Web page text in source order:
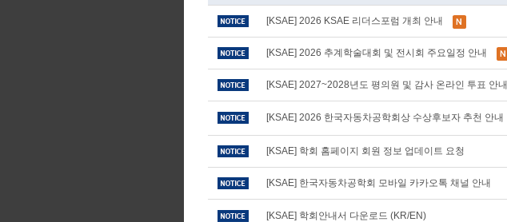
[KSAE] 2026 KSAE 리더스포럼 개최 안내
[KSAE] 2026 추계학술대회 및 전시회 주요일정 안내
[KSAE] 2027~2028년도 평의원 및 감사 온라인 투표 안내
[KSAE] 2026 한국자동차공학회상 수상후보자 추천 안내
[KSAE] 학회 홈페이지 회원 정보 업데이트 요청
[KSAE] 한국자동차공학회 모바일 카카오톡 채널 안내
[KSAE] 학회안내서 다운로드 (KR/EN)